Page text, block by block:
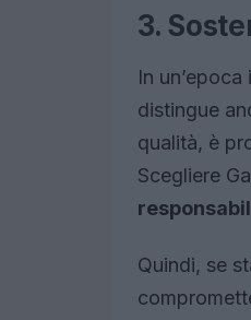
3.
In un’epoca
distingue
qualità, è
Scegliere
Quindi, se